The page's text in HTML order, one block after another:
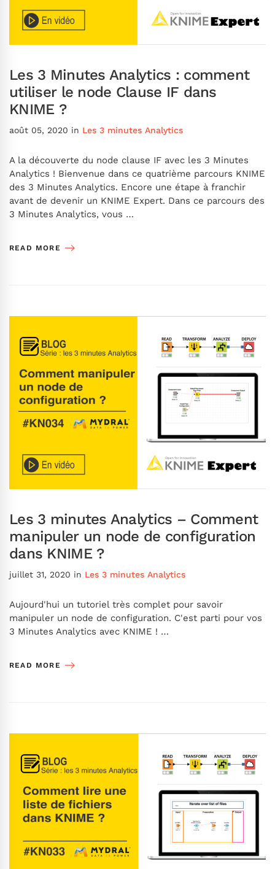
Les 3 Minutes Analytics : comment
utiliser le node Clause IF dans
KNIME ?
août 05, 2020 in Les 3 minutes Analytics
A la découverte du node clause IF avec les 3 Minutes
Analytics ! Bienvenue dans ce quatrième parcours KNIME
des 3 Minutes Analytics. Encore une étape à franchir
avant de devenir un KNIME Expert. Dans ce parcours des
3 Minutes Analytics, vous …
READ MORE
Les 3 minutes Analytics – Comment
manipuler un node de configuration
dans KNIME ?
juillet 31, 2020 in Les 3 minutes Analytics
Aujourd'hui un tutoriel très complet pour savoir
manipuler un node de configuration. C'est parti pour vos
3 Minutes Analytics avec KNIME ! …
READ MORE